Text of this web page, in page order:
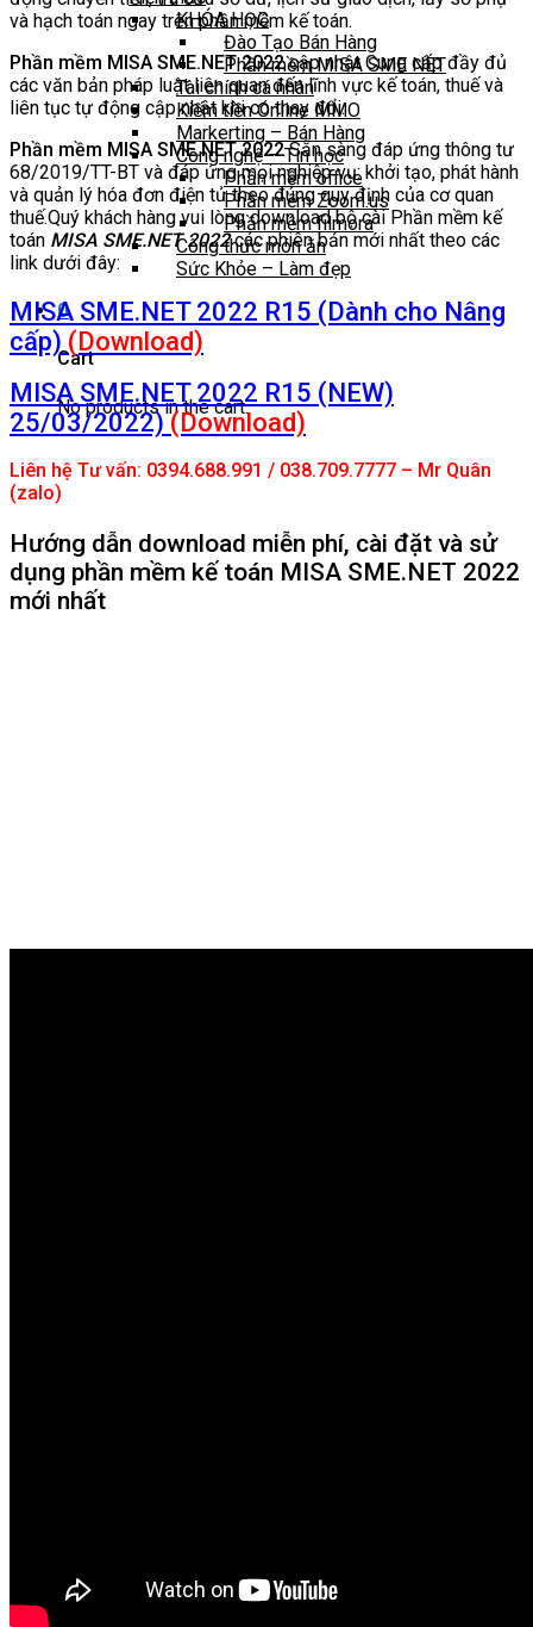
KHÓA HỌC
Đào Tạo Bán Hàng
Phần mềm MISA SME NET
Tài chính cá nhân
Kiếm tiền Online MMO
Markerting – Bán Hàng
Công nghệ – Tin học
Phần mềm office
Phần mềm Zoom.us
Phần mềm filmora
Công thức món ăn
Sức Khỏe – Làm đẹp
0
Cart
No products in the cart.
và hạch toán ngay trên phần mềm kế toán.
Phần mềm MISA SME.NET 2022cập nhật Cung cấp đầy đủ
các văn bản pháp luật liên quan đến lĩnh vực kế toán, thuế và
liên tục tự động cập nhật khi có thay đổi.
Phần mềm MISA SME.NET 2022Sẵn sàng đáp ứng thông tư
68/2019/TT-BT và đáp ứng mọi nghiệp vụ: khởi tạo, phát hành
và quản lý hóa đơn điện tử theo đúng quy định của cơ quan
thuế.Quý khách hàng vui lòng download bộ cài Phần mềm kế
toán MISA SME.NET 2022 các phiên bản mới nhất theo các
link dưới đây:
MISA SME.NET 2022 R15 (Dành cho Nâng
cấp) (Download)
MISA SME.NET 2022 R15 (NEW)
25/03/2022)(Download)
Liên hệ Tư vấn: 0394.688.991 / 038.709.7777 – Mr Quân
(zalo)
Hướng dẫn download miễn phí, cài đặt và sử
dụng phần mềm kế toán MISA SME.NET 2022
mới nhất